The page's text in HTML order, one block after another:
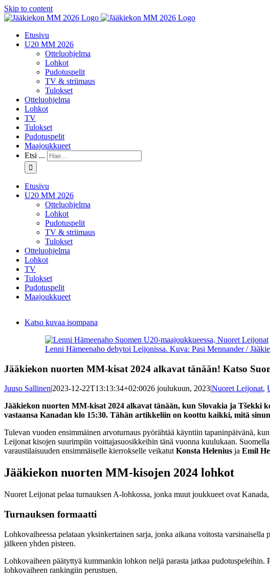
Skip to content
Etusivu
U20 MM 2026
Otteluohjelma
Lohkot
Pudotuspelit
TV & striimaus
Tulokset
Otteluohjelma
Lohkot
TV
Tulokset
Pudotuspelit
Maajoukkueet
Etsi ...
Etusivu
U20 MM 2026
Otteluohjelma
Lohkot
Pudotuspelit
TV & striimaus
Tulokset
Otteluohjelma
Lohkot
TV
Tulokset
Pudotuspelit
Maajoukkueet
Katso kuvaa isompana
Lenni Hämeenaho debytoi Leijonissa. Kuva: Pasi Mennander /
Jääkiekon nuorten MM-kisat 2024 alkavat tänään! Katso
Juuso Sallinen|2023-12-22T13:13:34+02:0026 joulukuun, 2023|Nuoret Leijonat,
Jääkiekon nuorten MM-kisat 2024 alkavat tänään, kun Slovakia ja Tšekki
vastaansa Kanadan klo 15:30. Tähän artikkeliin on koottu kaikki, mitä
Tulevan vuoden ensimmäinen arvoturnaus pyörähtää käyntiin tapaninpäivänä, kun
Leijonat kisojen suurimpiin voittajasuosikkeihin tänä vuonna kuulukaan.
varaustilaisuuden ensimmäiselle kierrokselle veikatutKonsta Helenius ja Emil
Jääkiekon nuorten MM-kisojen 2024 lohkot
Nuoret Leijonat pelaa turnauksen A-lohkossa, jonka muut joukkueet ovat
Turnauksen formaatti
Lohkovaiheessa pelataan yksinkertainen sarja, jonka aikana voitosta
jälkeen yhden pisteen.
Lohkovaiheen päätyttyä kummankin lohkon neljä parasta jatkaa
lohkovaiheen rankingiin perustuen.